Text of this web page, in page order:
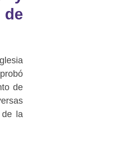
de
de la